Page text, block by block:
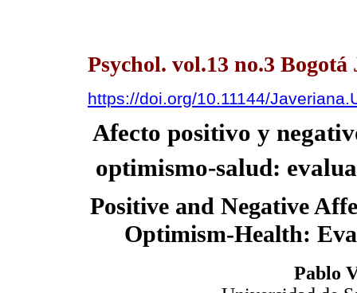
Psychol. vol.13 no.3 Bogotá
https://doi.org/10.11144/
Afecto positivo y
optimismo-salud:
Positive and Negative
Optimism-Health:
Pablo